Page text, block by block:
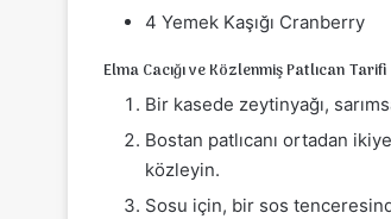
4 Yemek Kaşığı Cranberry
Elma Cacığı ve Közlenmiş Patlıcan Tarifi
Bir kasede zeytinyağı,
Bostan patlıcanı ortadan
közleyin.
Sosu için, bir sos